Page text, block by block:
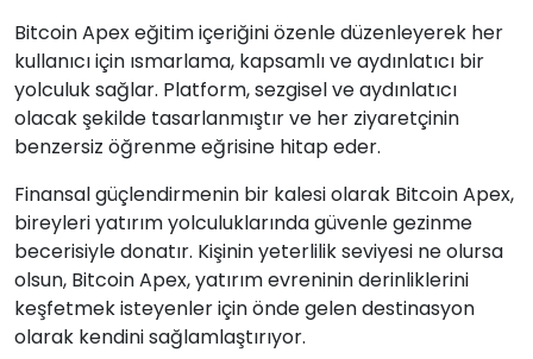
Bitcoin Apex eğitim içeriğini özenle düzenleyerek her
kullanıcı için ısmarlama, kapsamlı ve aydınlatıcı bir
yolculuk sağlar. Platform, sezgisel ve aydınlatıcı
olacak şekilde tasarlanmıştır ve her ziyaretçinin
benzersiz öğrenme eğrisine hitap eder.
Finansal güçlendirmenin bir kalesi olarak Bitcoin Apex,
bireyleri yatırım yolculuklarında güvenle gezinme
becerisiyle donatır. Kişinin yeterlilik seviyesi ne olursa
olsun, Bitcoin Apex, yatırım evreninin derinliklerini
keşfetmek isteyenler için önde gelen destinasyon
olarak kendini sağlamlaştırıyor.